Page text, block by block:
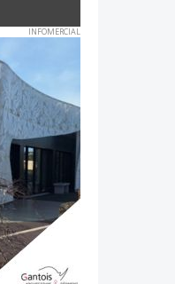
INFOMERCIAL